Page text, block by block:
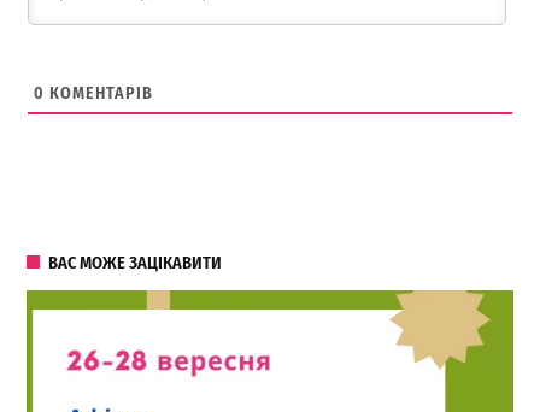
0 КОМЕНТАРІВ
ВАС МОЖЕ ЗАЦІКАВИТИ